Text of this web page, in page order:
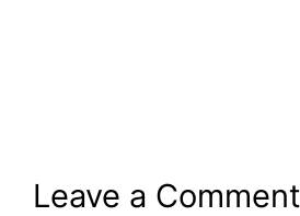
Leave a Comment